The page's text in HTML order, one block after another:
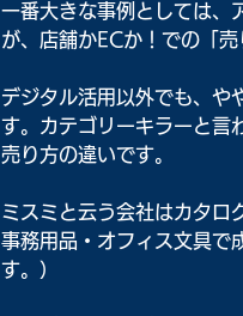
一番大きな事例としては、
が、店舗かECか！での「
デジタル活用以外でも、や
す。カテゴリーキラーと言
売り方の違いです。
ミスミと云う会社はカタロ
事務用品・オフィス文具で
す。）